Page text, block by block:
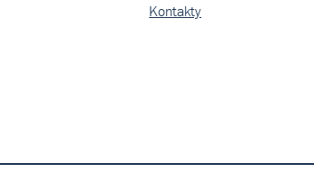
Kontakty